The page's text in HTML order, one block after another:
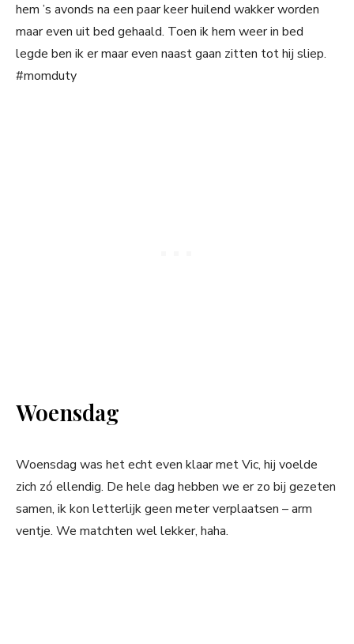
hem ’s avonds na een paar keer huilend wakker worden
maar even uit bed gehaald. Toen ik hem weer in bed
legde ben ik er maar even naast gaan zitten tot hij sliep.
#momduty
Woensdag
Woensdag was het echt even klaar met Vic, hij voelde
zich zó ellendig. De hele dag hebben we er zo bij gezeten
samen, ik kon letterlijk geen meter verplaatsen – arm
ventje. We matchten wel lekker, haha.